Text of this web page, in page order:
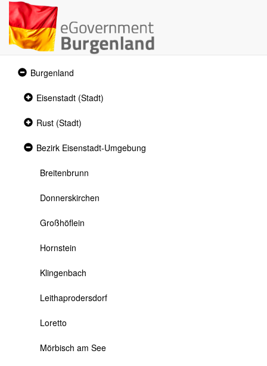
Expanded
section
Burgenland
Collapsed
Eisenstadt (Stadt)
Collapsed
section
Rust (Stadt)
Expanded
Bezirk Eisenstadt-Umgebung
Breitenbrunn
Donnerskirchen
Großhöflein
Hornstein
Klingenbach
Leithaprodersdorf
Loretto
Mörbisch am See